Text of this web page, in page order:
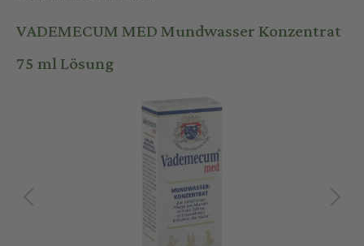
VADEMECUM MED Mundwasser Konzentrat
75 ml Lösung